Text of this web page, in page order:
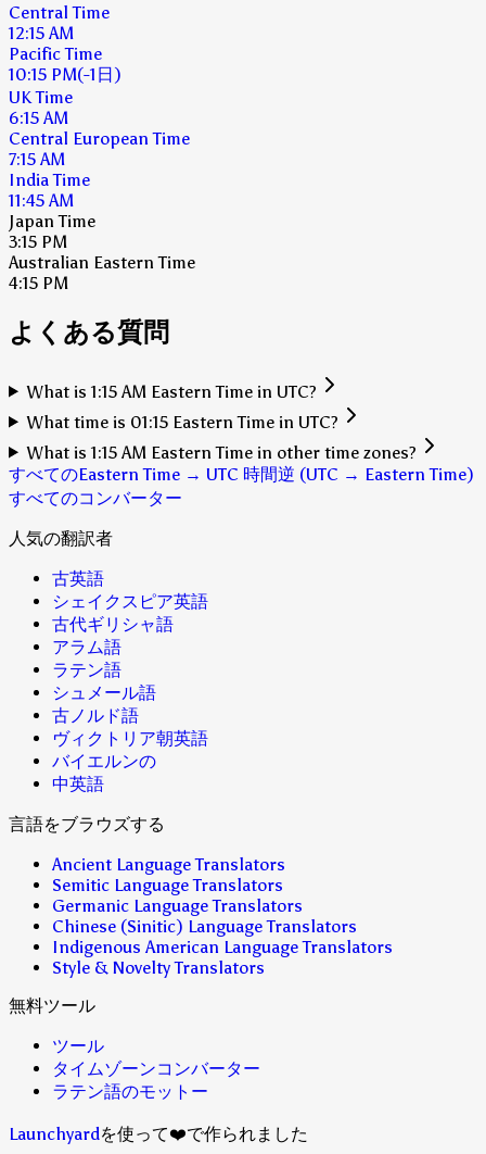
Central Time
12:15 AM
Pacific Time
10:15 PM(-1日)
UK Time
6:15 AM
Central European Time
7:15 AM
India Time
11:45 AM
Japan Time
3:15 PM
Australian Eastern Time
4:15 PM
よくある質問
What is 1:15 AM Eastern Time in UTC?
What time is 01:15 Eastern Time in UTC?
What is 1:15 AM Eastern Time in other time zones?
すべてのEastern Time → UTC 時間逆 (UTC → Eastern Time)
すべてのコンバーター
人気の翻訳者
古英語
シェイクスピア英語
古代ギリシャ語
アラム語
ラテン語
シュメール語
古ノルド語
ヴィクトリア朝英語
バイエルンの
中英語
言語をブラウズする
Ancient Language Translators
Semitic Language Translators
Germanic Language Translators
Chinese (Sinitic) Language Translators
Indigenous American Language Translators
Style & Novelty Translators
無料ツール
ツール
タイムゾーンコンバーター
ラテン語のモットー
Launchyardを使って❤️で作られました